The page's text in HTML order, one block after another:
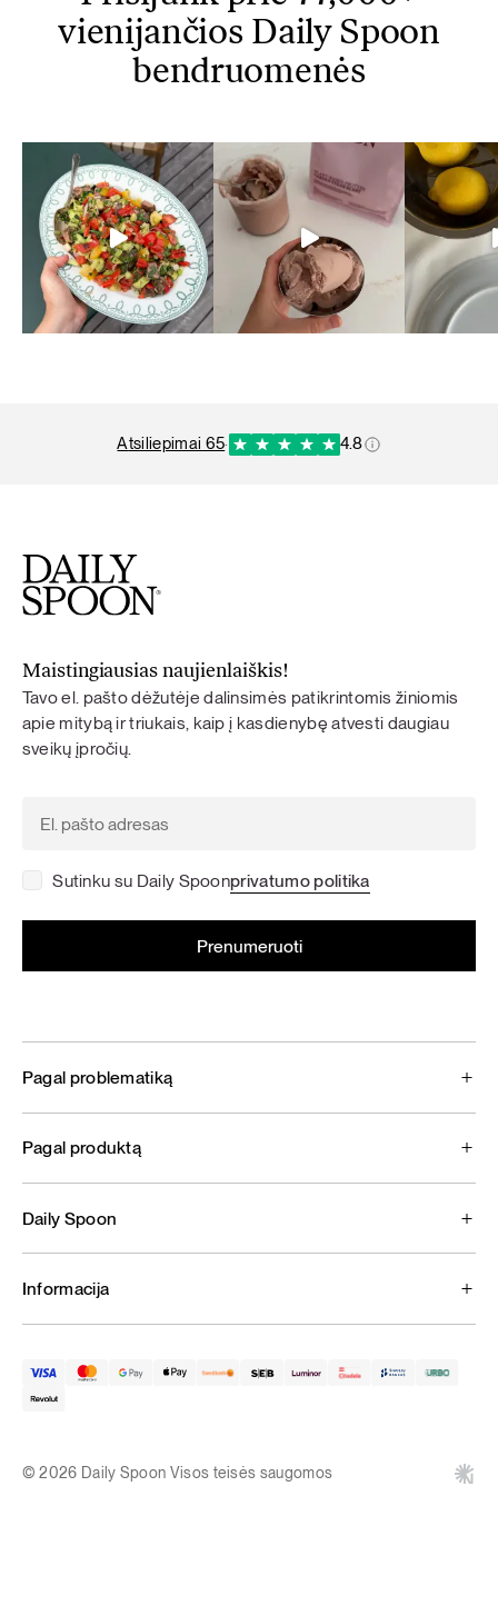
vienijančios Daily Spoon
bendruomenės
atsiliepimai 65· 4.8
Maistingiausias naujienlaiškis!
Tavo el. pašto dėžutėje dalinsimės patikrintomis žiniomis
apie mitybą ir triukais, kaip į kasdienybę atvesti daugiau
sveikų įpročių.
Sutinku su Daily Spoonprivatumo politika
Pagal problematiką
Pagal produktą
Daily Spoon
Informacija
© 2026 Daily Spoon Visos teisės saugomos